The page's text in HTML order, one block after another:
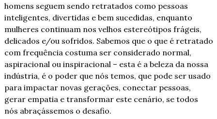
homens seguem sendo retratados como pessoas
inteligentes, divertidas e bem sucedidas, enquanto
mulheres continuam nos velhos estereótipos frágeis,
delicados e/ou sofridos. Sabemos que o que é retratado
com frequência costuma ser considerado normal,
aspiracional ou inspiracional – esta é a beleza da nossa
indústria, é o poder que nós temos, que pode ser usado
para impactar novas gerações, conectar pessoas,
gerar empatia e transformar este cenário, se todos
nós abraçássemos o desafio.